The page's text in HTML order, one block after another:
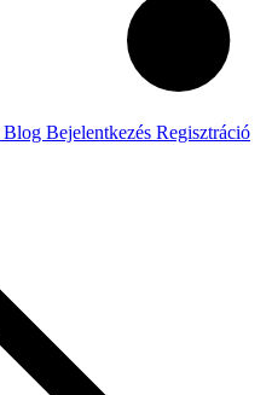
Blog Bejelentkezés Regisztráció